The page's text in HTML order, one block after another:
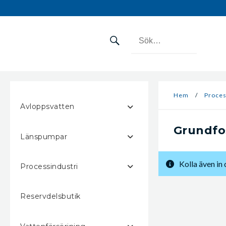
Avloppsvatten
Länspumpar
Processindustri
Reservdelsbutik
Hem /
Kolla även in